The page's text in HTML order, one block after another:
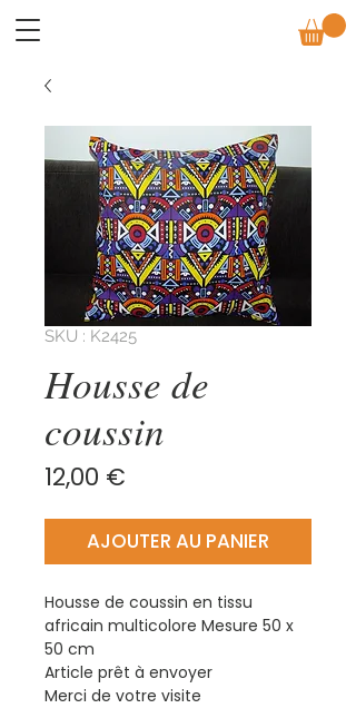
SKU : K2425
Housse de
coussin
12,00 €
AJOUTER AU PANIER
Housse de coussin en tissu
africain multicolore Mesure 50 x
50 cm
Article prêt à envoyer
Merci de votre visite